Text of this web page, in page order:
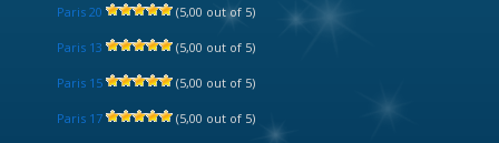
Paris 20 (5,00 out of 5)
Paris 13 (5,00 out of 5)
Paris 15 (5,00 out of 5)
Paris 17 (5,00 out of 5)